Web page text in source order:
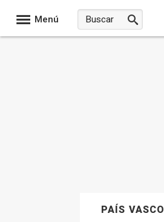
Menú
PAÍS VASCO